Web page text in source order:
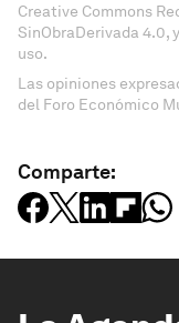
Creative Commons
SinObraDerivada 4.0,
uso.
Las opiniones
del Foro Económico
Comparte: